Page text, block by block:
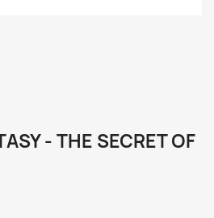
- THE SECRET OF